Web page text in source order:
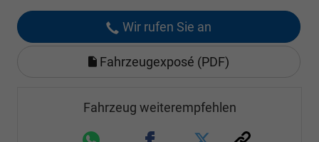
Wir rufen Sie an
Fahrzeugexposé (PDF)
Fahrzeug weiterempfehlen